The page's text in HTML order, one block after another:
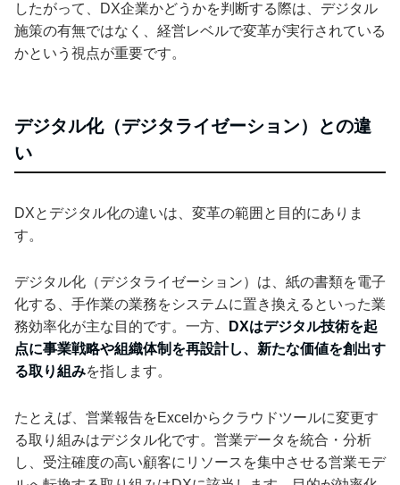
したがって、DX企業かどうかを判断する際は、デジタル
施策の有無ではなく、経営レベルで変革が実行されている
かという視点が重要です。
デジタル化（デジタライゼーション）との違
い
DXとデジタル化の違いは、変革の範囲と目的にありま
す。
デジタル化（デジタライゼーション）は、紙の書類を電子
化する、手作業の業務をシステムに置き換えるといった業
務効率化が主な目的です。一方、
DXはデジタル技術を起
点に事業戦略や組織体制を再設計し、新たな価値を創出す
る取り組みを指します。
たとえば、営業報告をExcelからクラウドツールに変更す
る取り組みはデジタル化です。営業データを統合・分析
し、受注確度の高い顧客にリソースを集中させる営業モデ